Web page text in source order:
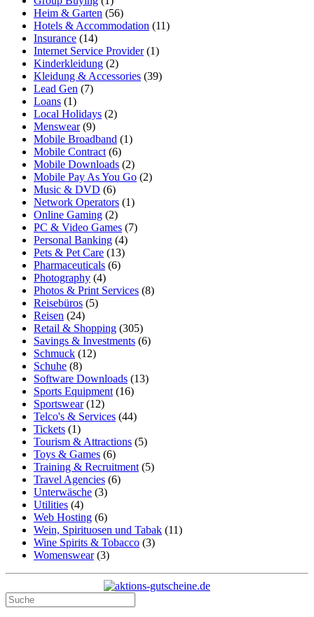
Heim & Garten (56)
Hotels & Accommodation (11)
Insurance (14)
Internet Service Provider(1)
Kinderkleidung (2)
Kleidung & Accessories (39)
Lead Gen (7)
Loans (1)
Local Holidays (2)
Menswear(9)
Mobile Broadband (1)
Mobile Contract (6)
Mobile Downloads (2)
Mobile Pay As You Go (2)
Music & DVD (6)
Network Operators (1)
Online Gaming (2)
PC & Video Games (7)
Personal Banking (4)
Pets & Pet Care (13)
Pharmaceuticals (6)
Photography (4)
Photos & Print Services (8)
Reisebüros (5)
Reisen (24)
Retail & Shopping (305)
Savings & Investments (6)
Schmuck (12)
Schuhe (8)
Software Downloads (13)
Sports Equipment (16)
Sportswear(12)
Telco's & Services (44)
Tickets (1)
Tourism & Attractions (5)
Toys & Games (6)
Training & Recruitment (5)
Travel Agencies (6)
Unterwäsche (3)
Utilities (4)
Web Hosting (6)
Wein, Spirituosen und Tabak (11)
Wine Spirits & Tobacco (3)
Womenswear(3)